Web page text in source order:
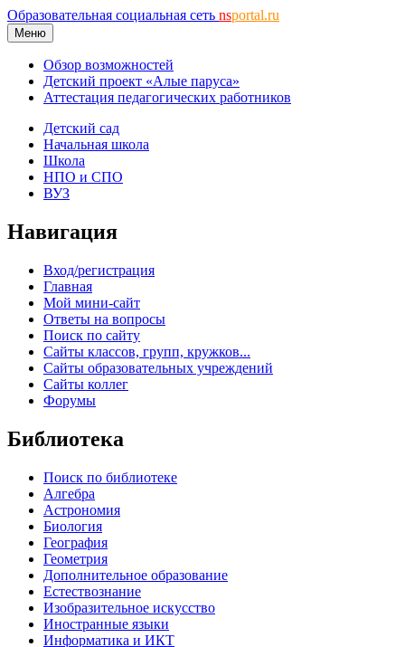
Образовательная социальная сеть nsportal.ru
Меню
Обзор возможностей
Детский проект «Алые паруса»
Аттестация педагогических работников
Детский сад
Начальная школа
Школа
НПО и СПО
ВУЗ
Навигация
Вход/регистрация
Главная
Мой мини-сайт
Ответы на вопросы
Поиск по сайту
Сайты классов, групп, кружков...
Сайты образовательных учреждений
Сайты коллег
Форумы
Библиотека
Поиск по библиотеке
Алгебра
Астрономия
Биология
География
Геометрия
Дополнительное образование
Естествознание
Изобразительное искусство
Иностранные языки
Информатика и ИКТ